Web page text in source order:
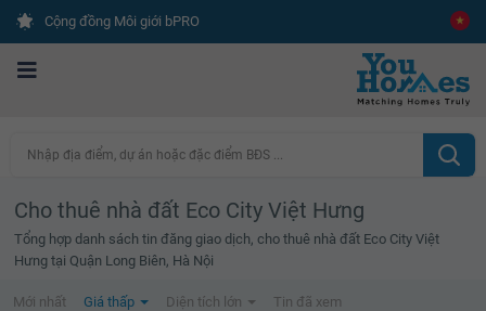
Cộng đồng Môi giới bPRO
Nhập địa điểm, dự án hoặc đặc điểm BĐS ...
Cho thuê nhà đất Eco City Việt Hưng
Tổng hợp danh sách tin đăng giao dịch, cho thuê nhà đất Eco City Việt
Hưng tại Quận Long Biên, Hà Nội
Mới nhất Giá thấp Diện tích lớn Tin đã xem